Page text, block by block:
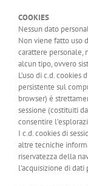
COOKIES
Nessun dato
Non viene fatto uso
carattere personale,
alcun tipo, ovvero
L’uso di c.d.
persistente sul
browser) è
sessione (costituiti
consentire
I c.d. cookies di
altre tecniche
riservatezza della
l’acquisizione di